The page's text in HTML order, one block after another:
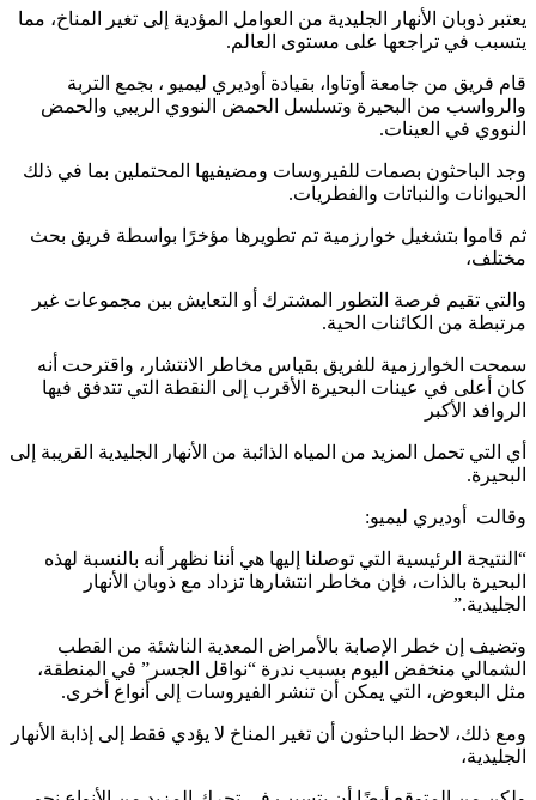
يعتبر ذوبان الأنهار الجليدية من العوامل المؤدية إلى تغير المناخ، مما
يتسبب في تراجعها على مستوى العالم.
قام فريق من جامعة أوتاوا، بقيادة أوديري ليميو ، بجمع التربة
والرواسب من البحيرة وتسلسل الحمض النووي الريبي والحمض
النووي في العينات.
وجد الباحثون بصمات للفيروسات ومضيفيها المحتملين بما في ذلك
الحيوانات والنباتات والفطريات.
ثم قاموا بتشغيل خوارزمية تم تطويرها مؤخرًا بواسطة فريق بحث
مختلف،
والتي تقيم فرصة التطور المشترك أو التعايش بين مجموعات غير
مرتبطة من الكائنات الحية.
سمحت الخوارزمية للفريق بقياس مخاطر الانتشار، واقترحت أنه
كان أعلى في عينات البحيرة الأقرب إلى النقطة التي تتدفق فيها
الروافد الأكبر
أي التي تحمل المزيد من المياه الذائبة من الأنهار الجليدية القريبة إلى
البحيرة.
وقالت أوديري ليميو:
“النتيجة الرئيسية التي توصلنا إليها هي أننا نظهر أنه بالنسبة لهذه
البحيرة بالذات، فإن مخاطر انتشارها تزداد مع ذوبان الأنهار
الجليدية.”
وتضيف إن خطر الإصابة بالأمراض المعدية الناشئة من القطب
الشمالي منخفض اليوم بسبب ندرة “نواقل الجسر” في المنطقة،
مثل البعوض، التي يمكن أن تنشر الفيروسات إلى أنواع أخرى.
ومع ذلك، لاحظ الباحثون أن تغير المناخ لا يؤدي فقط إلى إذابة الأنهار
الجليدية،